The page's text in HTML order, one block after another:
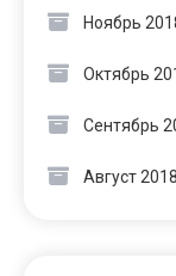
Ноябрь
Октябрь
Сентябрь
Август 2018